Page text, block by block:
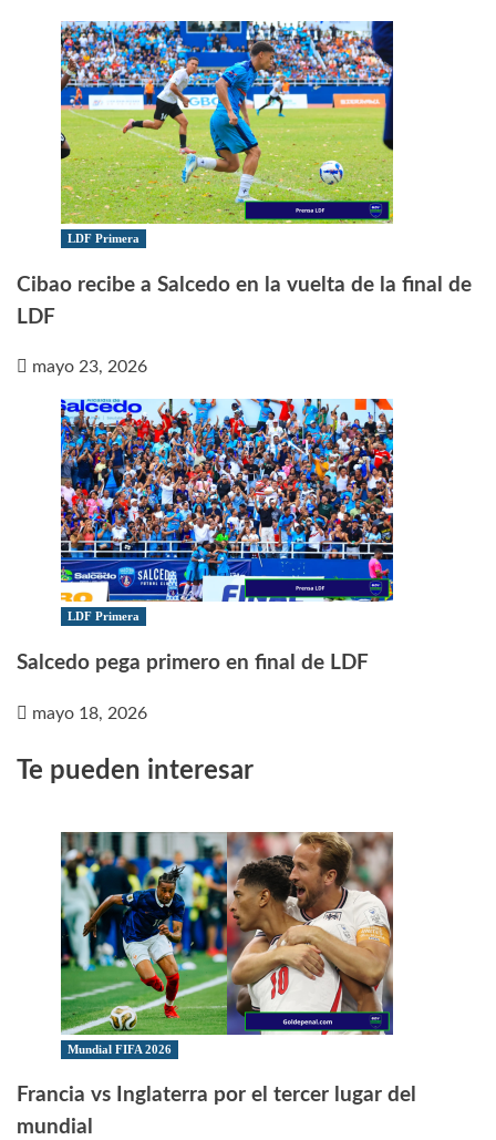
LDF Primera
Cibao recibe a Salcedo en la vuelta de la final de
LDF
mayo 23, 2026
LDF Primera
Salcedo pega primero en final de LDF
mayo 18, 2026
Te pueden interesar
Mundial FIFA 2026
Francia vs Inglaterra por el tercer lugar del
mundial